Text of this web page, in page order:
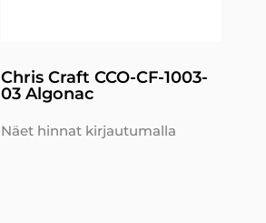
Chris Craft CCO-CF-1003-
03 Algonac
Näet hinnat kirjautumalla